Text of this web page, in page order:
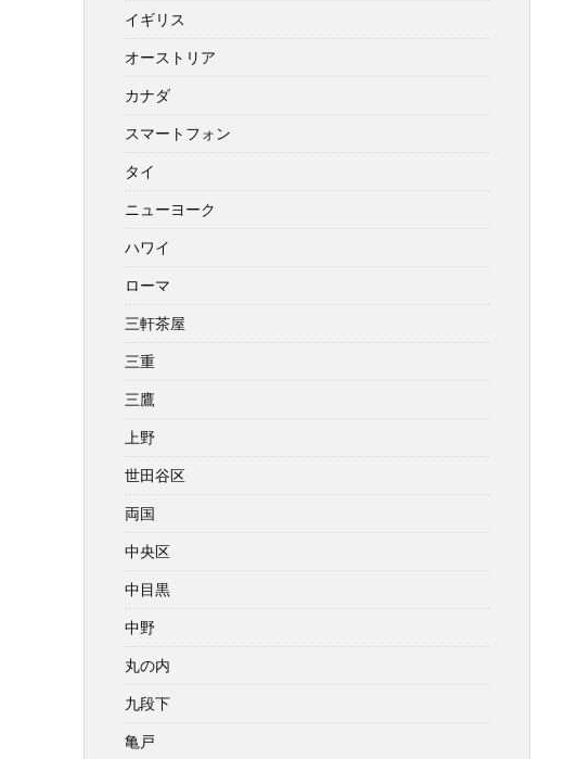
イギリス
オーストリア
カナダ
スマートフォン
タイ
ニューヨーク
ハワイ
ローマ
三軒茶屋
三重
三鷹
上野
世田谷区
両国
中央区
中目黒
中野
丸の内
九段下
亀戸